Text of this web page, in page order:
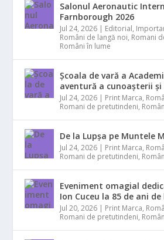
Salonul Aeronautic
Farnborough 2026
Jul 24, 2026 | Editorial,
Români de langă noi, Romani
Români în lume
Școala de vară a
aventură a cunoașterii
Jul 24, 2026 | Print Marca,
Romani de pretutindeni,
De la Lupșa pe Muntele
Jul 24, 2026 | Print Marca,
Romani de pretutindeni,
Eveniment omagial
Ion Cuceu la 85 de ani
Jul 20, 2026 | Print Marca,
Romani de pretutindeni,